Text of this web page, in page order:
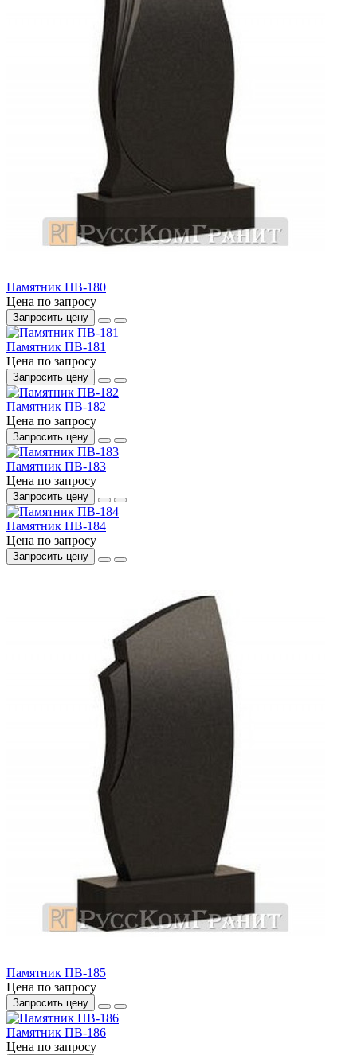
Памятник ПВ-180
Цена по запросу
Запросить цену
Памятник ПВ-181
Цена по запросу
Запросить цену
Памятник ПВ-182
Цена по запросу
Запросить цену
Памятник ПВ-183
Цена по запросу
Запросить цену
Памятник ПВ-184
Цена по запросу
Запросить цену
Памятник ПВ-185
Цена по запросу
Запросить цену
Памятник ПВ-186
Цена по запросу